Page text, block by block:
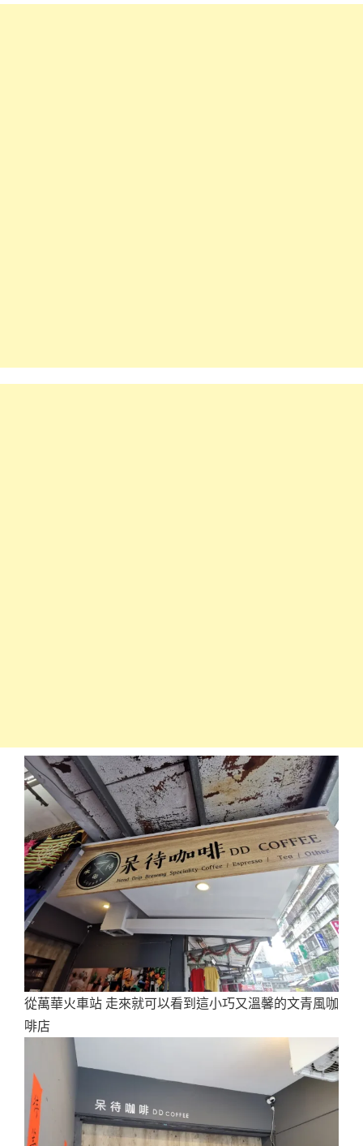
從萬華火車站 走來就可以看到這小巧又溫馨的文青風咖
啡店